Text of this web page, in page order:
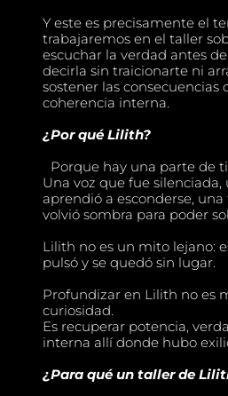
Y este es precisamente el
trabajaremos en el taller
escuchar la verdad antes
decirla sin traicionarte ni
sostener las consecuencias
coherencia interna.
¿Por qué Lilith?
Porque hay una parte de
Una voz que fue silenciada,
aprendió a esconderse,
volvió sombra para poder
Lilith no es un mito lejano:
pulsó y se quedó sin lugar.
Profundizar en Lilith no es
curiosidad.
Es recuperar potencia,
interna allí donde hubo
¿Para qué un taller de